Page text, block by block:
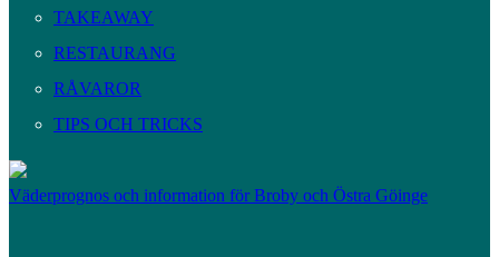
TAKEAWAY
RESTAURANG
RÅVAROR
TIPS OCH TRICKS
Väderprognos och information för Broby och Östra Göinge